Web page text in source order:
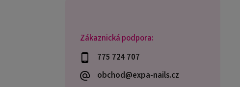
Zákaznická podpora:
775 724 707
obchod@expa-nails.cz